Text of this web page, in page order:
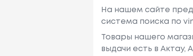
На нашем сайте
система поиска по
Товары нашего
выдачи есть в Актау,